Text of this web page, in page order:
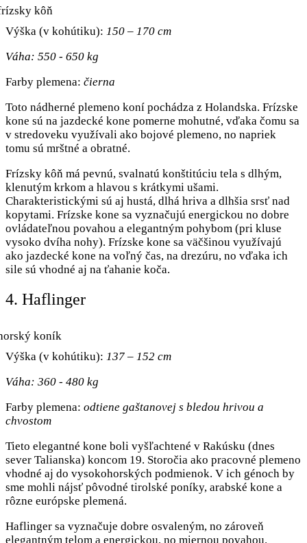
Výška (v kohútiku): 150 – 170 cm
Váha: 550 - 650 kg
Farby plemena: čierna
Toto nádherné plemeno koní pochádza z Holandska. Frízske
kone sú na jazdecké kone pomerne mohutné, vďaka čomu sa
v stredoveku využívali ako bojové plemeno, no napriek
tomu sú mrštné a obratné.
Frízsky kôň má pevnú, svalnatú konštitúciu tela s dlhým,
klenutým krkom a hlavou s krátkymi ušami.
Charakteristickými sú aj hustá, dlhá hriva a dlhšia srsť nad
kopytami. Frízske kone sa vyznačujú energickou no dobre
ovládateľnou povahou a elegantným pohybom (pri kluse
vysoko dvíha nohy). Frízske kone sa väčšinou využívajú
ako jazdecké kone na voľný čas, na drezúru, no vďaka ich
sile sú vhodné aj na ťahanie koča.
4. Haflinger
Výška (v kohútiku): 137 – 152 cm
Váha: 360 - 480 kg
Farby plemena: odtiene gaštanovej s bledou hrivou a
chvostom
Tieto elegantné kone boli vyšľachtené v Rakúsku (dnes
sever Talianska) koncom 19. Storočia ako pracovné plemeno
vhodné aj do vysokohorských podmienok. V ich génoch by
sme mohli nájsť pôvodné tirolské poníky, arabské kone a
rôzne európske plemená.
Haflinger sa vyznačuje dobre osvaleným, no zároveň
elegantným telom a energickou, no miernou povahou.